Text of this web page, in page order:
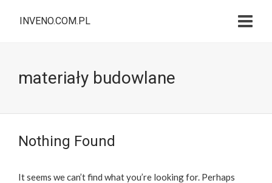
INVENO.COM.PL
materiały budowlane
Nothing Found
It seems we can’t find what you’re looking for. Perhaps